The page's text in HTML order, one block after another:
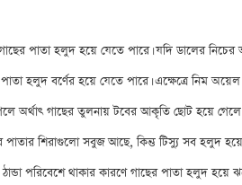
পাতা হলুদ হয়ে যেতে পারে। যদি ডালের
হলুদ বর্ণের হয়ে যেতে পারে। এক্ষেত্রে নিম অয়েল
অর্থাৎ গাছের তুলনায় টবের আকৃতি ছোট হয়ে
পাতার শিরাগুলো সবুজ আছে, কিন্তু টিস্যু সব হলুদ হয়ে
পরিবেশে থাকার কারণে গাছের পাতা হলুদ হয়ে